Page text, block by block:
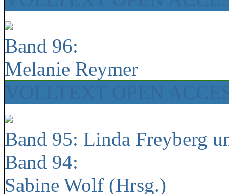
Band 96:
Melanie Reymer
Band 95: Linda Freyberg
Band 94:
Sabine Wolf (Hrsg.)